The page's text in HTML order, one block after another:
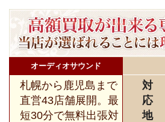
オーディオサウンド
札幌から鹿児島まで
直営43店舗展開。最
短30分で無料出張対
対
応
地